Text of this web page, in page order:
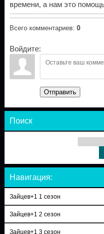
времени, а нам это
Всего комментариев: 0
Войдите:
Отправить
Поиск
Навигация:
Зайцев+1 1 сезон
Зайцев+1 2 сезон
Зайцев+1 3 сезон